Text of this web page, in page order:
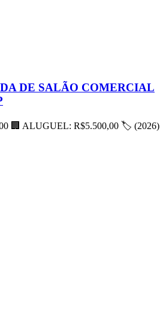
DE SALÃO COMERCIAL
🏢 ALUGUEL: R$5.500,00 🏷 (2026)